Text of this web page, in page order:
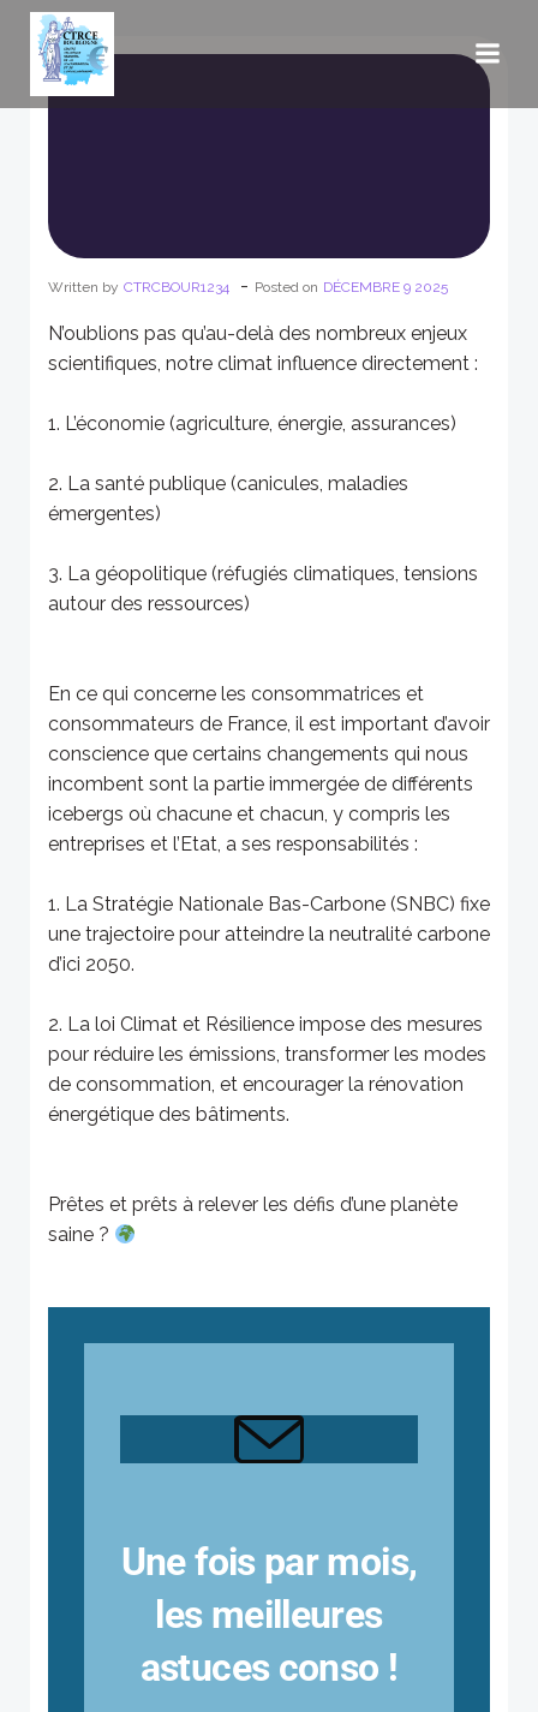
Written by CTRCBOUR1234 - Posted on DÉCEMBRE 9 2025
N’oublions pas qu’au-delà des nombreux enjeux
scientifiques, notre climat influence directement :
1. L’économie (agriculture, énergie, assurances)
2. La santé publique (canicules, maladies
émergentes)
3. La géopolitique (réfugiés climatiques, tensions
autour des ressources)
En ce qui concerne les consommatrices et
consommateurs de France, il est important d’avoir
conscience que certains changements qui nous
incombent sont la partie immergée de différents
icebergs où chacune et chacun, y compris les
entreprises et l’Etat, a ses responsabilités :
1. La Stratégie Nationale Bas-Carbone (SNBC) fixe
une trajectoire pour atteindre la neutralité carbone
d’ici 2050.
2. La loi Climat et Résilience impose des mesures
pour réduire les émissions, transformer les modes
de consommation, et encourager la rénovation
énergétique des bâtiments.
Prêtes et prêts à relever les défis d’une planète
saine ?
Une fois par mois,
les meilleures
astuces conso !